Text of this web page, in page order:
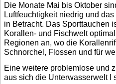
Die Monate Mai bis Oktober
Luftfeuchtigkeit niedrig und
in Betracht. Das Sporttauchen
Korallen- und Fischwelt
Regionen an, wo die
Schnorchel, Flossen und für
Eine weitere problemlose und
aus sich die Unterwasserwelt l